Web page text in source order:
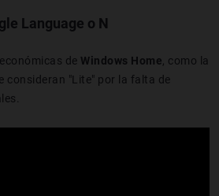
Language o N
de Windows Home , como la
consideran "Lite" por la falta de